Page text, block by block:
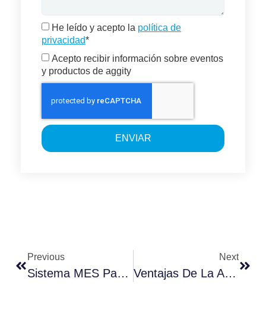
He leído y acepto la política de
privacidad*
Acepto recibir información sobre eventos
y productos de aggity
ENVIAR
Previous
Sistema MES Para Una Producción Inteligente
Next
Ventajas De La Analítica De Datos En RRHH